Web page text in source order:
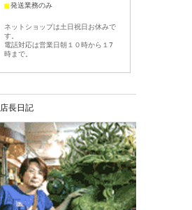
■発送業務のみ
ネットショップは土日祝日お休みで
す。
電話対応は営業日朝１０時から１7
時まで。
店長日記